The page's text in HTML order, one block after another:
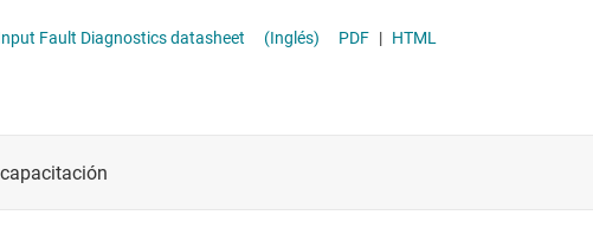
Fault Diagnostics datasheet (Inglés) PDF | HTML